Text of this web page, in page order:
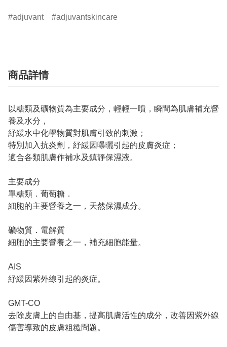
adjuvant adjuvantskincare
商品詳情
以糖類及礦物質為主要成分，輕輕一噴，瞬間為肌膚補充營
養及水分，
紓緩水中化學物質對肌膚引致的刺激；
特別加入抗炎劑，紓緩因曝曬引起的皮膚炎症；
適合各類肌膚作補水及鎮靜保濕液。
主要成分
單糖類．葡萄糖．
細胞的主要營養之一，天然保濕成分。
礦物質．電解質
細胞的主要營養之一，補充細胞能量。
AIS
紓緩因紫外線引起的炎症。
GMT-CO
去除皮膚上的自由基，提高肌膚活性的成分，改善因紫外線
傷害導致的皮膚粗糙問題。